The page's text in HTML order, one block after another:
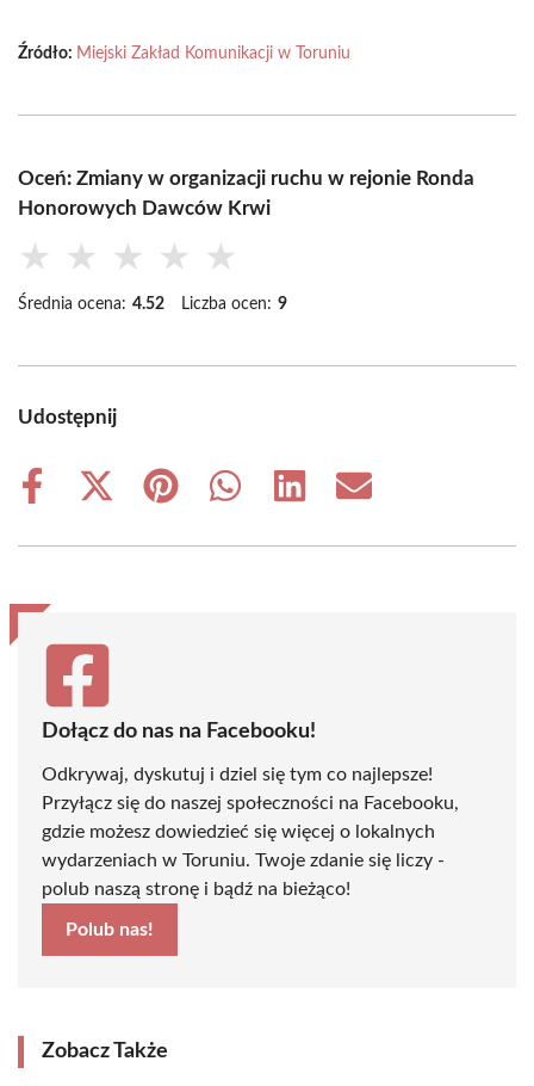
Źródło: Miejski Zakład Komunikacji w Toruniu
Oceń: Zmiany w organizacji ruchu w rejonie Ronda
Honorowych Dawców Krwi
★ ★ ★ ★ ★
Średnia ocena: 4.52 Liczba ocen: 9
Udostępnij
Share
Share
(Twitter)
Share
Share
Share
Share
Dołącz do nas na Facebooku!
Odkrywaj, dyskutuj i dziel się tym co najlepsze!
Przyłącz się do naszej społeczności na Facebooku,
gdzie możesz dowiedzieć się więcej o lokalnych
wydarzeniach w Toruniu. Twoje zdanie się liczy -
polub naszą stronę i bądź na bieżąco!
Polub nas!
Zobacz Także